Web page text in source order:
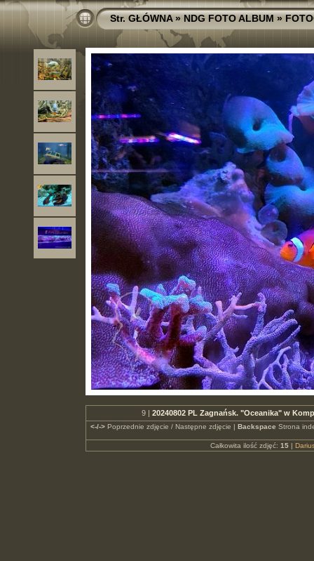
Str. GŁÓWNA»NDG FOTO ALBUM»
9 | 20240802 PL Zagnańsk. "Oceanika" w
<-/->Poprzednie zdjęcie / Następne zdjęcie | Backspace Strona
Całkowita ilość zdjęć: 15|